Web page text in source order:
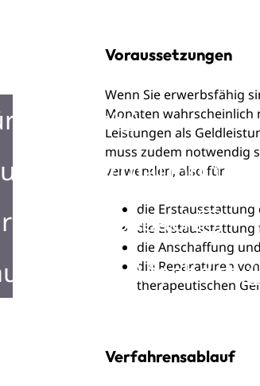
Information
in Mosbach
in Mosbach
Voraussetzungen
Wenn Sie erwerbsfähig
Monaten wahrscheinlich
Leistungen als
muss zudem notwendig
verwenden, also für
die Erstausstattung
die
die Anschaffung
die Reparaturen
therapeutischen
Verfahrensablauf